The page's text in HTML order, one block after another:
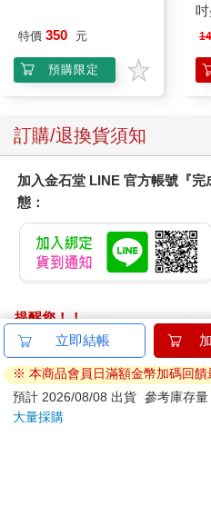
特價 350 元
預購限定
訂購/退換貨須知
加入金石堂 LINE 官方帳號『
態：
提醒您！！
金石堂及銀行均不會請您操作
ATM提款機，請不要聽從指示，
退換貨須知：
**提醒您，鑑賞期不等於試用期
立即結帳
※ 本商品會員日滿額金幣加碼回饋
預計 2026/08/08 出貨 參考庫存
大量採購